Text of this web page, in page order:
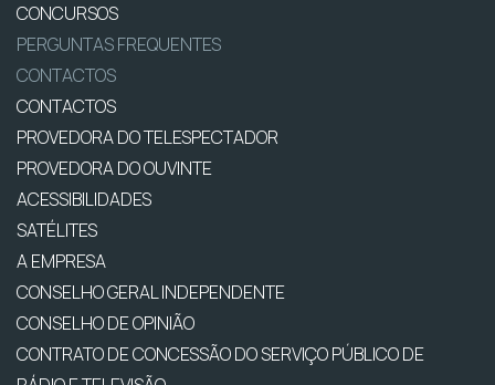
CONCURSOS
PERGUNTAS FREQUENTES
CONTACTOS
CONTACTOS
PROVEDORA DO TELESPECTADOR
PROVEDORA DO OUVINTE
ACESSIBILIDADES
SATÉLITES
A EMPRESA
CONSELHO GERAL INDEPENDENTE
CONSELHO DE OPINIÃO
CONTRATO DE CONCESSÃO DO SERVIÇO PÚBLICO DE